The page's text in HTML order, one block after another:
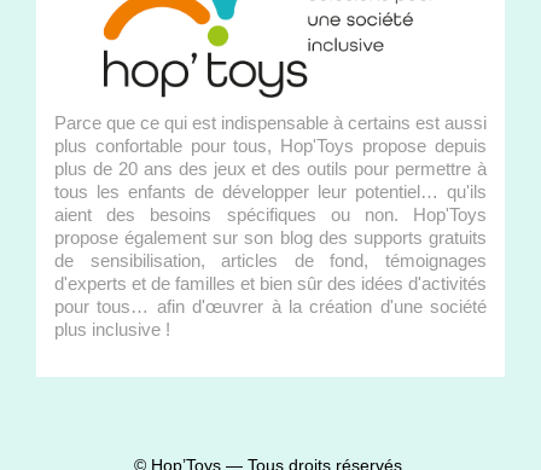
Parce que ce qui est indispensable à certains est aussi
plus confortable pour tous, Hop'Toys propose depuis
plus de 20 ans des jeux et des outils pour permettre à
tous les enfants de développer leur potentiel… qu'ils
aient des besoins spécifiques ou non. Hop'Toys
propose également sur son blog des supports gratuits
de sensibilisation, articles de fond, témoignages
d'experts et de familles et bien sûr des idées d'activités
pour tous… afin d'œuvrer à la création d'une société
plus inclusive !
© Hop’Toys — Tous droits réservés.